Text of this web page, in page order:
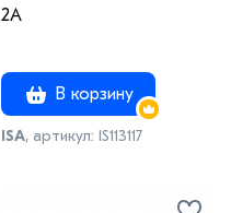
2A
В корзину
ISA, артикул: IS113117